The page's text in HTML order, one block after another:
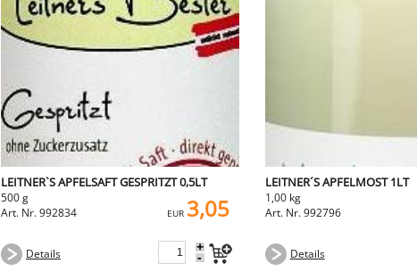
LEITNER`S APFELSAFT GESPRITZT 0,5LT
500 g
Art. Nr. 992834
EUR 3,05
Details +
-
LEITNER´S APFELMOST 1LT
1,00 kg
Art. Nr. 992796
Details